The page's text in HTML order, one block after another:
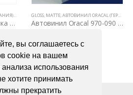
вы соглашаетесь с
cookie на вашем
использования
хотите принимать
прекратить
ВСЕ ТОВАРЫ,ЦВЕТНЫЕ ВИНИЛОВЫЕ ПЛЕНКИ
Черная глянцевая пленка для авто Oracal 551 1,26м
GLOSS MATTE АВТОВИНИЛ ORACAL (ГЕРМАНИЯ)
Автовинил Oracal 970-090 silbergray silver gray – серый
В КОРЗИНУ